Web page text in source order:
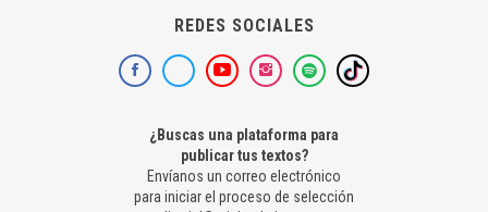
REDES SOCIALES
¿Buscas una plataforma para
publicar tus textos?
Envíanos un correo electrónico
para iniciar el proceso de selección